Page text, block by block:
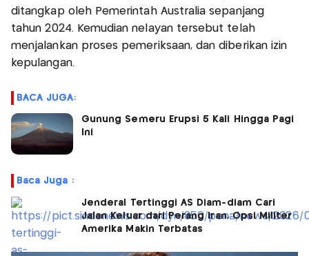
ditangkap oleh Pemerintah Australia sepanjang
tahun 2024. Kemudian nelayan tersebut telah
menjalankan proses pemeriksaan, dan diberikan izin
kepulangan.
BACA JUGA:
Gunung Semeru Erupsi 5 Kali Hingga Pagi
Ini
Baca Juga :
Jenderal Tertinggi AS Diam-diam Cari
Jalan Keluar dari Perang Iran, Opsi Militer
Amerika Makin Terbatas